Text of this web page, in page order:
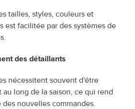
tailles, styles, couleurs et
est facilitée par des systèmes de
des détaillants
nécessitent souvent d'être
long de la saison, ce qui rend
nouvelles commandes.